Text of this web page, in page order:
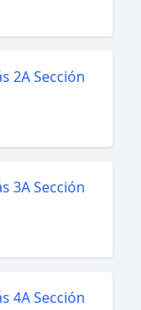
2A Sección
3A Sección
4A Sección